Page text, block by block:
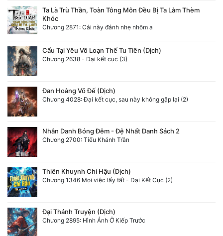
Ta Là Trù Thần, Toàn Tông Môn Đều Bị Ta Làm Thèm
Khóc
Chương 2871: Cái này đánh nhẹ nhõm a
Cẩu Tại Yêu Võ Loạn Thế Tu Tiên (Dịch)
Chương 2638 - Đại kết cục (3)
Đan Hoàng Võ Đế (Dịch)
Chương 4028: Đại kết cục, sau này không gặp lại (2)
Nhân Danh Bóng Đêm - Đệ Nhất Danh Sách 2
Chương 2700: Tiểu Khánh Trần
Thiên Khuynh Chi Hậu (Dịch)
Chương 1346 Mọi việc lấy tất - Đại Kết Cục (2)
Đại Thánh Truyện (Dịch)
Chương 2895: Hình Ảnh Ở Kiếp Trước